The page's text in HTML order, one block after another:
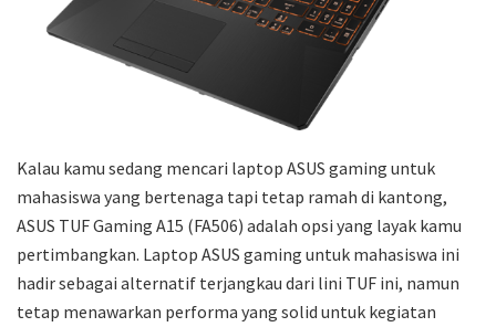
Kalau kamu sedang mencari laptop ASUS gaming untuk
mahasiswa yang bertenaga tapi tetap ramah di kantong,
ASUS TUF Gaming A15 (FA506) adalah opsi yang layak kamu
pertimbangkan. Laptop ASUS gaming untuk mahasiswa ini
hadir sebagai alternatif terjangkau dari lini TUF ini, namun
tetap menawarkan performa yang solid untuk kegiatan